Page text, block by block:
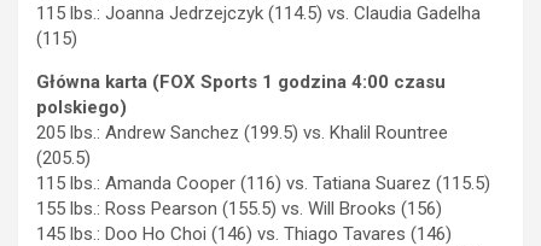
115 lbs.: Joanna Jedrzejczyk (114.5) vs. Claudia Gadelha
(115)
Główna karta (FOX Sports 1 godzina 4:00 czasu
polskiego)
205 lbs.: Andrew Sanchez (199.5) vs. Khalil Rountree
(205.5)
115 lbs.: Amanda Cooper (116) vs. Tatiana Suarez (115.5)
155 lbs.: Ross Pearson (155.5) vs. Will Brooks (156)
145 lbs.: Doo Ho Choi (146) vs. Thiago Tavares (146)